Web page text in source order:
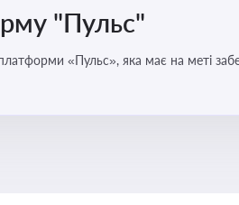
"Пульс"
«Пульс», яка має на меті